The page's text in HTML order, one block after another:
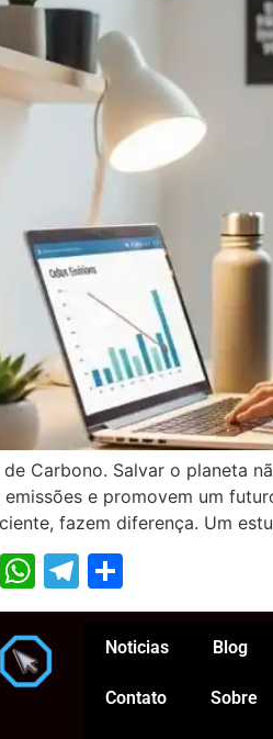
de Carbono. Salvar o planeta
e promovem um
fazem diferença. Um
LinkedIn
WhatsApp
Telegram
Noticias Blog
Contato Sobre